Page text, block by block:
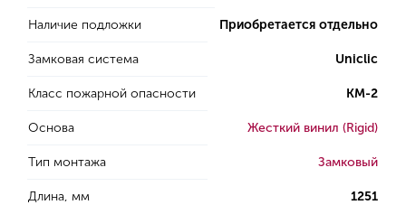
Наличие подложки Приобретается отдельно
Замковая система Uniclic
Класс пожарной опасности КМ-2
Основа Жесткий винил (Rigid)
Тип монтажа Замковый
Длина, мм 1251